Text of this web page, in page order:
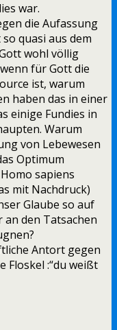
war.
die Aufassung
quasi aus dem
wohl völlig
für Gott die
ist, warum
haben das in einer
einige Fundies in
Warum
von Lebewesen
Optimum
sapiens
mit Nachdruck)
Glaube so auf
den Tatsachen
Antort gegen
Floskel :“du weißt